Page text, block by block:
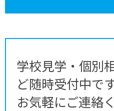
学校見学・個別
ど随時受付中で
お気軽にご連絡